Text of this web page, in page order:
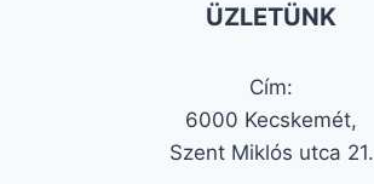
ÜZLETÜNK
Cím:
6000 Kecskemét,
Szent Miklós utca 21.